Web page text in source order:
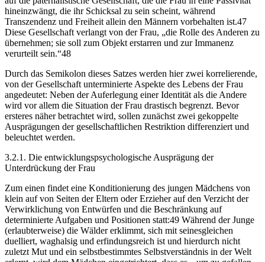
hineinzwängt, die ihr Schicksal zu sein scheint, während
Transzendenz und Freiheit allein den Männern vorbehalten ist.47
Diese Gesellschaft verlangt von der Frau, „die Rolle des Anderen zu
übernehmen; sie soll zum Objekt erstarren und zur Immanenz
verurteilt sein.“48
Durch das Semikolon dieses Satzes werden hier zwei korrelierende,
von der Gesellschaft unterminierte Aspekte des Lebens der Frau
angedeutet: Neben der Auferlegung einer Identität als die Andere
wird vor allem die Situation der Frau drastisch begrenzt. Bevor
ersteres näher betrachtet wird, sollen zunächst zwei gekoppelte
Ausprägungen der gesellschaftlichen Restriktion differenziert und
beleuchtet werden.
3.2.1. Die entwicklungspsychologische Ausprägung der
Unterdrückung der Frau
Zum einen findet eine Konditionierung des jungen Mädchens von
klein auf von Seiten der Eltern oder Erzieher auf den Verzicht der
Verwirklichung von Entwürfen und die Beschränkung auf
determinierte Aufgaben und Positionen statt:49 Während der Junge
(erlaubterweise) die Wälder erklimmt, sich mit seinesgleichen
duelliert, waghalsig und erfindungsreich ist und hierdurch nicht
zuletzt Mut und ein selbstbestimmtes Selbstverständnis in der Welt